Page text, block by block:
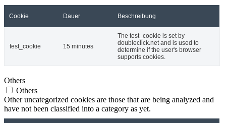
Cookie Dauer Beschreibung
test_cookie 15 minutes
The test_cookie is set by
doubleclick.net and is used to
determine if the user's browser
supports cookies.
Others
Others
Other uncategorized cookies are those that are being analyzed and
have not been classified into a category as yet.